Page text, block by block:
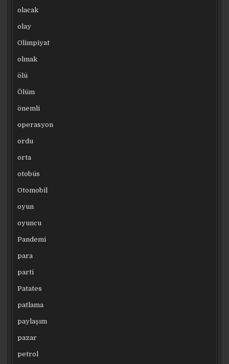
olacak
olay
Olimpiyat
olmak
ölü
Ölüm
önemli
operasyon
ordu
orta
otobüs
Otomobil
oyun
oyuncu
Pandemi
para
parti
Patates
patlama
paylaşım
pazar
petrol